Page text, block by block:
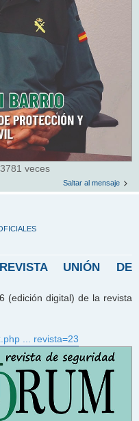
veces
Saltar al mensaje
UNIÓN DE
(edición digital) de la revista
... revista=23